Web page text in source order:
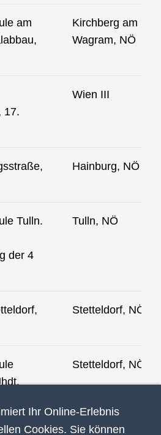
am
Kirchberg am
Wagram, NÖ
17.
Wien III
Hainburg, NÖ
Tulln.
der 4
Tulln, NÖ
Stetteldorf, NÖ
Stetteldorf, NÖ
Krems, NÖ
Ihr Online-Erlebnis
Cookies. Sie können